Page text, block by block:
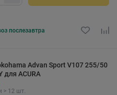
послезавтра
Advan Sport V107 255/50
для ACURA
> 12 шт.